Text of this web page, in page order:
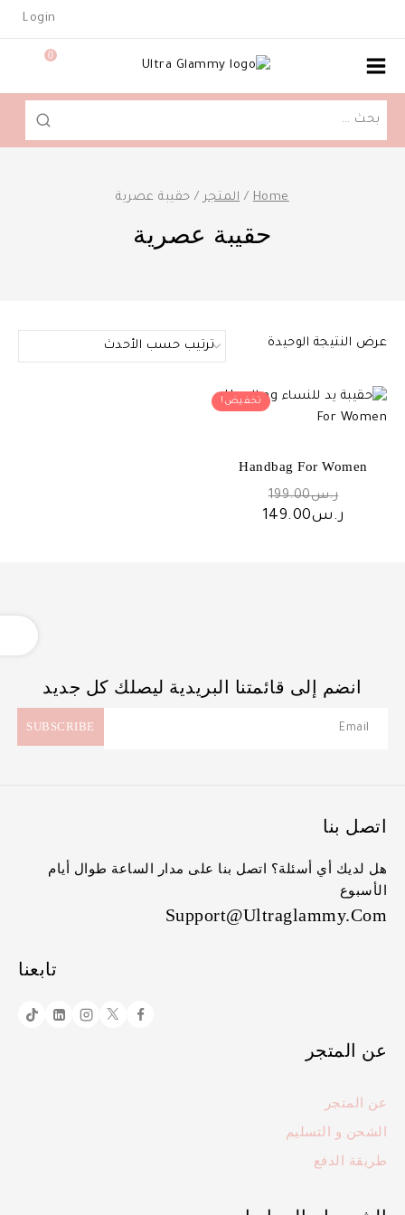
Login
0
البحث
Home
/ المتجر / حقيبة عصرية
حقيبة عصرية
عرض النتيجة الوحيدة
تخفيض!
Handbag For Women
ر.س199.00السعر
الأصلي
ر.س149.00
انضم إلى قائمتنا البريدية ليصلك كل جديد
اتصل بنا
هل لديك أي أسئلة؟ اتصل بنا على مدار الساعة طوال أيام
الأسبوع
Support@ultraglammy.com
تابعنا
عن المتجر
عن المتجر
الشحن و التسليم
طريقة الدفع